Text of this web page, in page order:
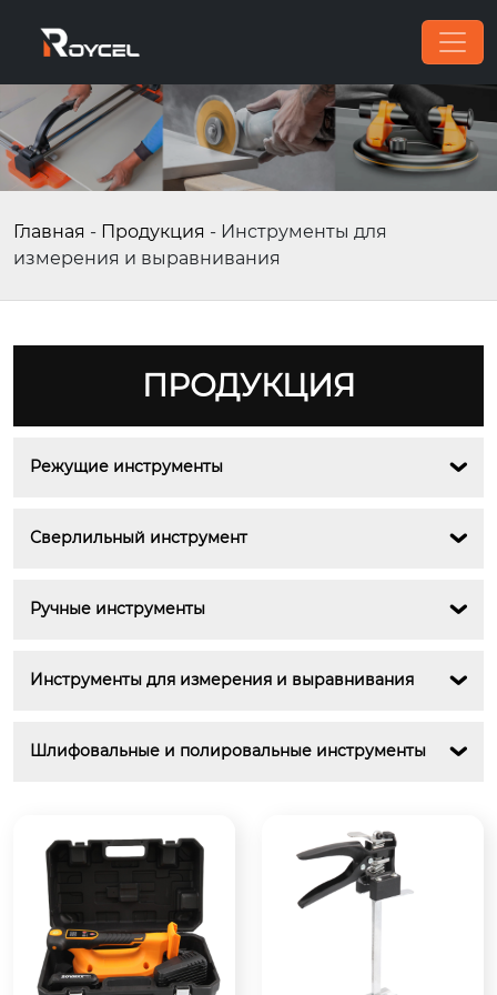
Главная - Продукция - Инструменты для
измерения и выравнивания
ПРОДУКЦИЯ
Режущие инструменты 
Сверлильный инструмент 
Ручные инструменты 
Инструменты для измерения и выравнивания 
Шлифовальные и полировальные инструменты 